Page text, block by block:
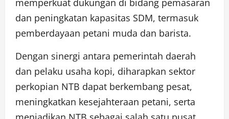
memperkuat dukungan di bidang pemasaran
dan peningkatan kapasitas SDM, termasuk
pemberdayaan petani muda dan barista.
Dengan sinergi antara pemerintah daerah
dan pelaku usaha kopi, diharapkan sektor
perkopian NTB dapat berkembang pesat,
meningkatkan kesejahteraan petani, serta